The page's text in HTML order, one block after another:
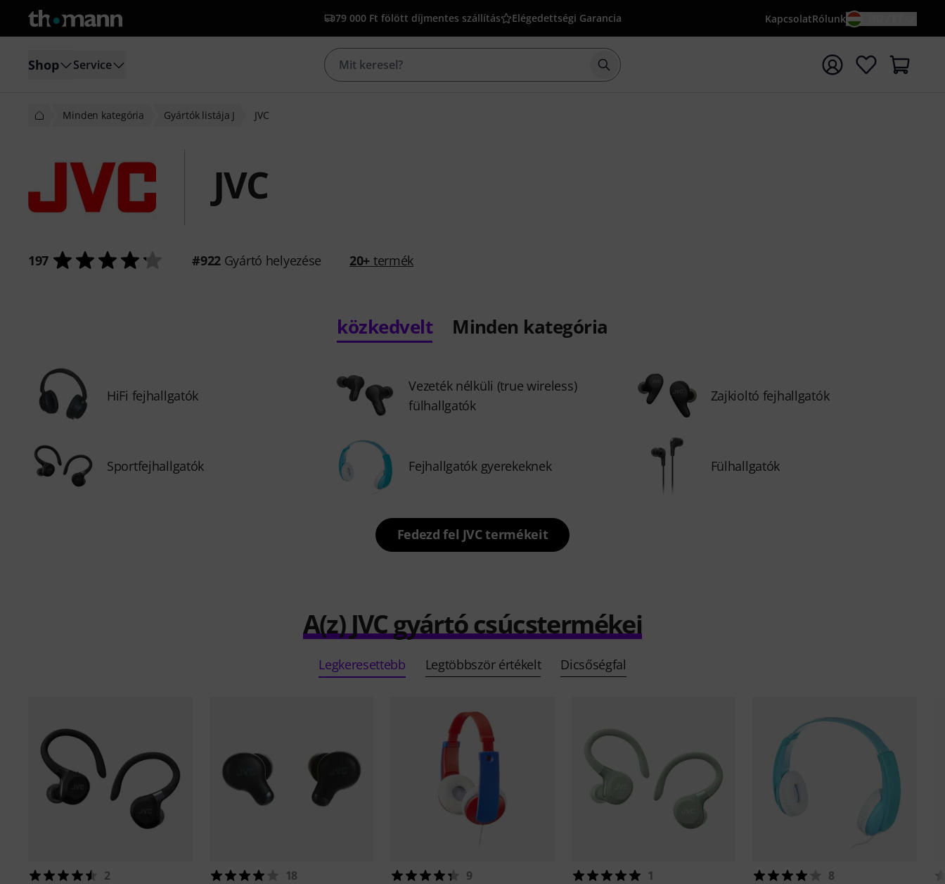
79 000 Ft fölött díjmentes szállítás Elégedettségi Garancia KapcsolatRólunk
Shop Service Keresés indítása {searchTerm} keresőszóval
Minden kategória Gyártók listája J JVC
JVC
197 #922Gyártó helyezése 20+ termék
közkedvelt Minden kategória
HiFi fejhallgatók
Vezeték nélküli (true wireless)
fülhallgatók
Zajkioltó fejhallgatók
Sportfejhallgatók Fejhallgatók gyerekeknek Fülhallgatók
Fedezd fel JVC termékeit
A(z) JVC gyártó csúcstermékei
Legkeresettebb Legtöbbször értékelt Dicsőségfal
2
18
9
1
8